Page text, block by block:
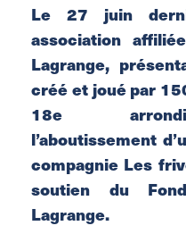
Le 27 juin
association
Lagrange,
créé et joué par
18e
l’aboutissement
compagnie Les
soutien du
Lagrange.